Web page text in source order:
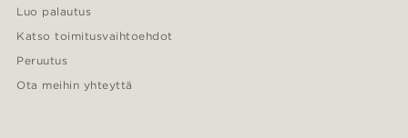
Luo palautus
Katso toimitusvaihtoehdot
Peruutus
Ota meihin yhteyttä